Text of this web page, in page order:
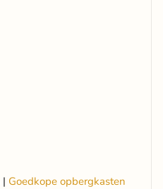
| Goedkope opbergkasten